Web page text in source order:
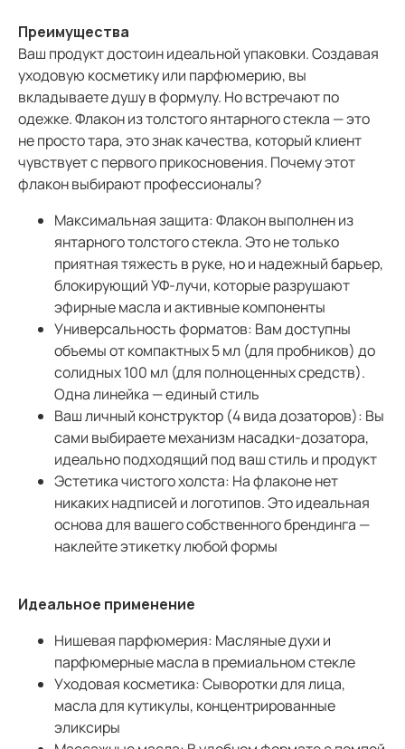
Преимущества
Ваш продукт достоин идеальной упаковки. Создавая
уходовую косметику или парфюмерию, вы
вкладываете душу в формулу. Но встречают по
одежке. Флакон из толстого янтарного стекла — это
не просто тара, это знак качества, который клиент
чувствует с первого прикосновения. Почему этот
флакон выбирают профессионалы?
Максимальная защита: Флакон выполнен из
янтарного толстого стекла. Это не только
приятная тяжесть в руке, но и надежный барьер,
блокирующий УФ-лучи, которые разрушают
эфирные масла и активные компоненты
Универсальность форматов: Вам доступны
объемы от компактных 5 мл (для пробников) до
солидных 100 мл (для полноценных средств).
Одна линейка — единый стиль
Ваш личный конструктор (4 вида дозаторов): Вы
сами выбираете механизм насадки-дозатора,
идеально подходящий под ваш стиль и продукт
Эстетика чистого холста: На флаконе нет
никаких надписей и логотипов. Это идеальная
основа для вашего собственного брендинга —
наклейте этикетку любой формы
Идеальное применение
Нишевая парфюмерия: Масляные духи и
парфюмерные масла в премиальном стекле
Уходовая косметика: Сыворотки для лица,
масла для кутикулы, концентрированные
эликсиры